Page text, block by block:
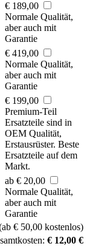
€ 189,00
Normale Qualität,
aber auch mit
Garantie
€ 419,00
Normale Qualität,
aber auch mit
Garantie
€ 199,00
Premium-Teil
Ersatzteile sind in
OEM Qualität,
Erstausrüster. Beste
Ersatzteile auf dem
Markt.
ab € 20,00
Normale Qualität,
aber auch mit
Garantie
€ 50,00 kostenlos)
€ 12,00 €